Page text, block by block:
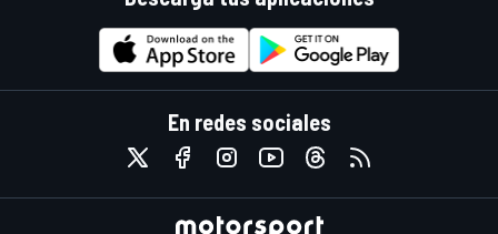
En redes sociales